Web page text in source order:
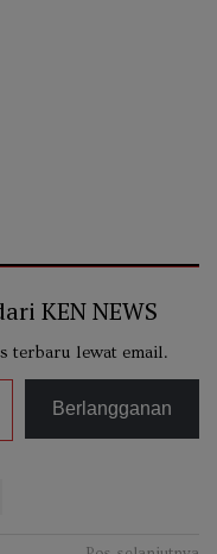
KEN NEWS
terbaru lewat email.
Berlangganan